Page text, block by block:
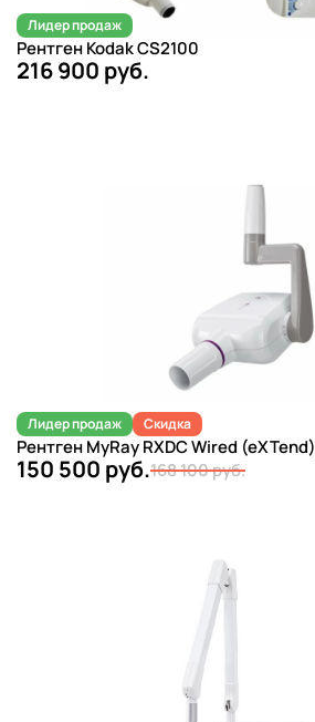
Лидер продаж
Рентген Kodak CS2100
216 900 руб.
Лидер продаж Скидка
Рентген MyRay RXDC Wired (eXTend)
150 500 руб.168 100 руб.